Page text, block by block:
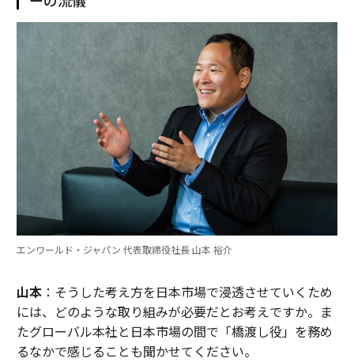
エンワールド・ジャパン 代表取締役社長 山本 裕介
山本：そうした考え方を日本市場で浸透させていくため
には、どのような取り組みが必要だとお考えですか。ま
たグローバル本社と日本市場の間で「橋渡し役」を務め
るなかで感じることも聞かせてください。